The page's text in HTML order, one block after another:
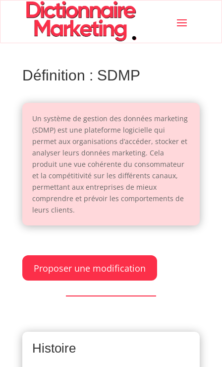
Définition : SDMP
Un système de gestion des données marketing
(SDMP) est une plateforme logicielle qui
permet aux organisations d’accéder, stocker et
analyser leurs données marketing. Cela
produit une vue cohérente du consommateur
et la compétitivité sur les différents canaux,
permettant aux entreprises de mieux
comprendre et prévoir les comportements de
leurs clients.
Proposer une modification
Histoire